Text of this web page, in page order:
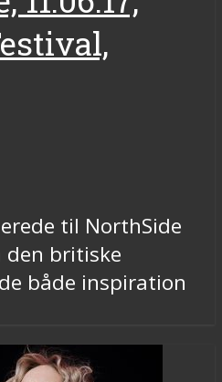
til NorthSide
den britiske
både inspiration